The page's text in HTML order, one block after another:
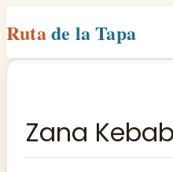
Rutade la Tapa
Zana Kebab